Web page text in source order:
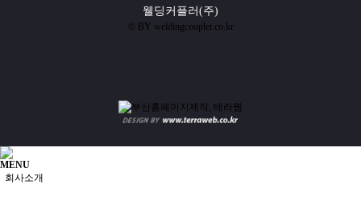
웰딩커플러(주)
© BY weldingcoupler.co.kr
MENU
회사소개